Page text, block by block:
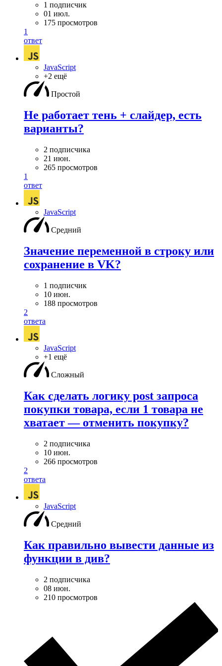
1 подписчик
01 июл.
175 просмотров
1
ответ
JavaScript
+2 ещё
Простой
Не работает тень + слайдер, есть
варианты?
2 подписчика
21 июн.
265 просмотров
1
ответ
JavaScript
Средний
Значение переменной в строку или
сохранение в VK?
1 подписчик
10 июн.
188 просмотров
2
ответа
JavaScript
+1 ещё
Сложный
Как сделать логику post запроса
покупки товара, если 1 товара не
хватает — отменить покупку?
2 подписчика
10 июн.
266 просмотров
2
ответа
JavaScript
Средний
Как правильно вывести данные из
функции в див?
2 подписчика
08 июн.
210 просмотров